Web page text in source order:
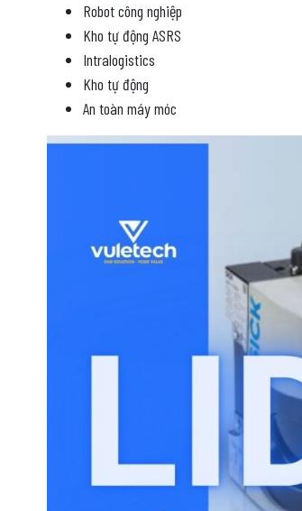
Robot công nghiệp
Kho tự động ASRS
Intralogistics
Kho tự động
An toàn máy móc